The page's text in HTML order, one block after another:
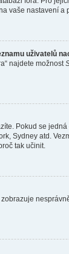
vaše nastavení a
uživatelů
najdete možnost
Pokud se
Sydney atd.
tak učinit.